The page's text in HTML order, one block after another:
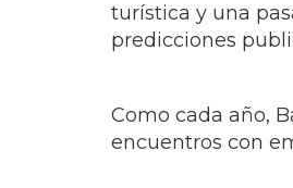
turística y una
predicciones
Como cada año,
encuentros con